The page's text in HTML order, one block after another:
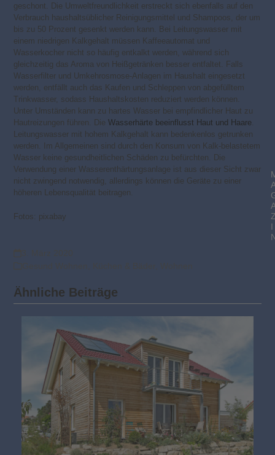
geschont. Die Umweltfreundlichkeit erstreckt sich ebenfalls auf den
Verbrauch haushaltsüblicher Reinigungsmittel und Shampoos, der um
bis zu 50 Prozent gesenkt werden kann. Bei Leitungswasser mit
einem niedrigen Kalkgehalt müssen Kaffeeautomat und
Wasserkocher nicht so häufig entkalkt werden, während sich
gleichzeitig das Aroma von Heißgetränken besser entfaltet. Falls
Wasserfilter und Umkehrosmose-Anlagen im Haushalt eingesetzt
werden, entfällt auch das Kaufen und Schleppen von abgefülltem
Trinkwasser, sodass Haushaltskosten reduziert werden können.
Unter Umständen kann zu hartes Wasser bei empfindlicher Haut zu
Hautreizungen führen. DieWasserhärte beeinflusst Haut und Haare
Leitungswasser mit hohem Kalkgehalt kann bedenkenlos getrunken
werden. Im Allgemeinen sind durch den Konsum von Kalk-belastetem
Wasser keine gesundheitlichen Schäden zu befürchten. Die
Verwendung einer Wasserenthärtungsanlage ist aus dieser Sicht zwar
nicht zwingend notwendig, allerdings können die Geräte zu einer
höheren Lebensqualität beitragen.
Fotos: pixabay
Ähnliche Beiträge
I